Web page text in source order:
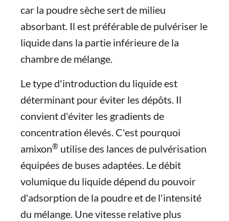
car la poudre sèche sert de milieu
absorbant. Il est préférable de pulvériser le
liquide dans la partie inférieure de la
chambre de mélange.
Le type d'introduction du liquide est
déterminant pour éviter les dépôts. Il
convient d'éviter les gradients de
concentration élevés. C'est pourquoi
amixon® utilise des lances de pulvérisation
équipées de buses adaptées. Le débit
volumique du liquide dépend du pouvoir
d'adsorption de la poudre et de l'intensité
du mélange. Une vitesse relative plus